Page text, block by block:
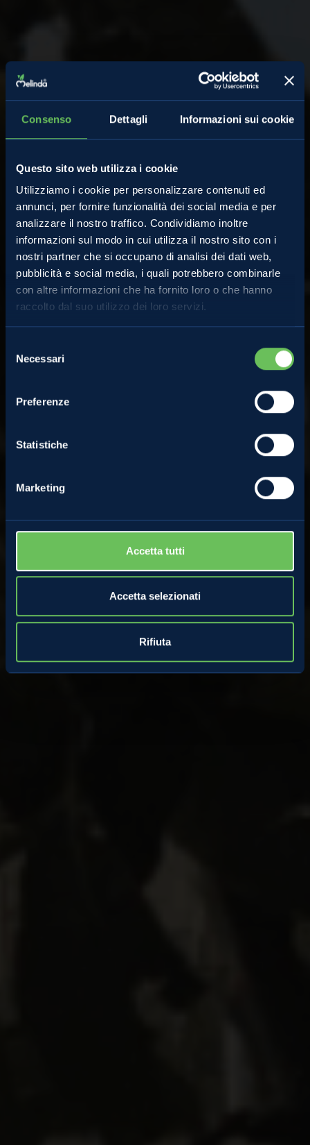
Consenso Dettagli Informazioni sui cookie
Questo sito web utilizza i cookie
Utilizziamo i cookie per personalizzare contenuti ed
annunci, per fornire funzionalità dei social media e per
analizzare il nostro traffico. Condividiamo inoltre
informazioni sul modo in cui utilizza il nostro sito con i
nostri partner che si occupano di analisi dei dati web,
pubblicità e social media, i quali potrebbero combinarle
con altre informazioni che ha fornito loro o che hanno
raccolto dal suo utilizzo dei loro servizi.
delNecessari
Preferenze
Statistiche
Marketing
Accetta tutti
Accetta selezionati
Rifiuta
Almanacco
Storie della Val di Non: il
dirado manuale delle